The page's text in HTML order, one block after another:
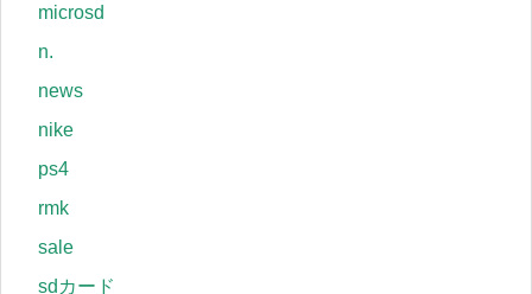
microsd
n.
news
nike
ps4
rmk
sale
sdカード